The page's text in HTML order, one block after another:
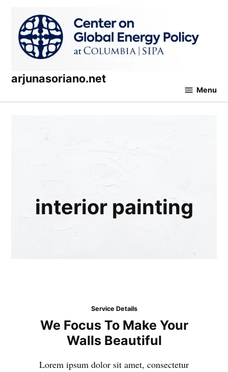
content
arjunasoriano.net
Menu
Interior Painting
interior painting
Service Details
We Focus To Make Your
Walls Beautiful
Lorem ipsum dolor sit amet, consectetur